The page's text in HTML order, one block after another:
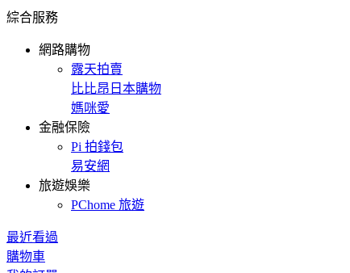
綜合服務
網路購物
露天拍賣
比比昂日本購物
媽咪愛
金融保險
Pi 拍錢包
易安網
旅遊娛樂
PChome 旅遊
最近看過
購物車